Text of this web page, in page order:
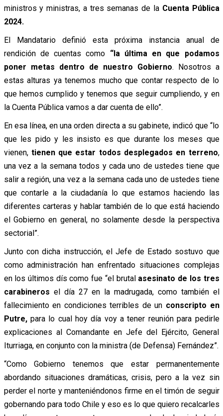
ministros y ministras, a tres semanas de la Cuenta Pública
2024.
El Mandatario definió esta próxima instancia anual de
rendición de cuentas como “la última en que podamos
poner metas dentro de nuestro Gobierno. Nosotros a
estas alturas ya tenemos mucho que contar respecto de lo
que hemos cumplido y tenemos que seguir cumpliendo, y en
la Cuenta Pública vamos a dar cuenta de ello”.
En esa línea, en una orden directa a su gabinete, indicó que “lo
que les pido y les insisto es que durante los meses que
vienen,tienen que estar todos desplegados en terreno,
una vez a la semana todos y cada uno de ustedes tiene que
salir a región, una vez a la semana cada uno de ustedes tiene
que contarle a la ciudadanía lo que estamos haciendo las
diferentes carteras y hablar también de lo que está haciendo
el Gobierno en general, no solamente desde la perspectiva
sectorial”.
Junto con dicha instrucción, el Jefe de Estado sostuvo que
como administración han enfrentado situaciones complejas
en los últimos dís como fue “el brutalasesinato de los tres
carabineros el día 27 en la madrugada, como también el
fallecimiento en condiciones terribles de un conscripto en
Putre,para lo cual hoy día voy a tener reunión para pedirle
explicaciones al Comandante en Jefe del Ejército, General
Iturriaga, en conjunto con la ministra (de Defensa) Fernández”.
“Como Gobierno tenemos que estar permanentemente
abordando situaciones dramáticas, crisis, pero a la vez sin
perder el norte y manteniéndonos firme en el timón de seguir
gobernando para todo Chile y eso es lo que quiero recalcarles